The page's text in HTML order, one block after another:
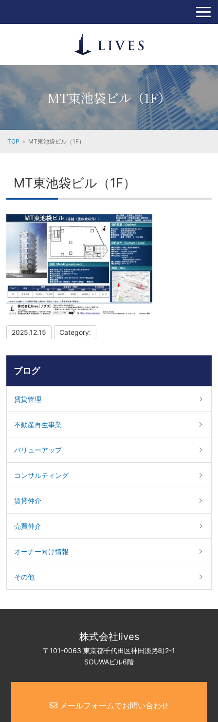
MT東池袋ビル（1F）
TOP MT東池袋ビル（1F）
MT東池袋ビル（1F）
2025.12.15 Category:
ブログ
賃貸管理
不動産再生事業
バリューアップ
コンサルティング
賃貸仲介
売買仲介
オーナー向け情報
その他
株式会社lives
〒101-0063 東京都千代田区神田淡路町2-1
SOUWAビル6階
メールフォームでお問い合わせ